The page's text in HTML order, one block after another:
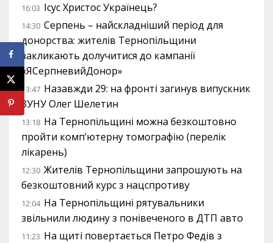
16:03 Ісус Христос Українець?
14:30 Серпень – найскладніший період для
донорства: жителів Тернопільщини
закликають долучитися до кампанії
«ЯСерпневийДонор»
13:47 Назавжди 29: на фронті загинув випускник
ЗУНУ Олег Шелетин
13:18 На Тернопільщині можна безкоштовно
пройти комп’ютерну томографію (перелік
лікарень)
12:30 Жителів Тернопільщини запрошують на
безкоштовний курс з нацспротиву
12:04 На Тернопільщині рятувальники
звільнили людину з понівеченого в ДТП авто
11:23 На щиті повертається Петро Федів з